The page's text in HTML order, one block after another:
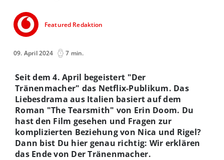
Featured Redaktion
09. April 2024 7 min.
Seit dem 4. April begeistert "Der
Tränenmacher" das Netflix-Publikum. Das
Liebesdrama aus Italien basiert auf dem
Roman "The Tearsmith" von Erin Doom. Du
hast den Film gesehen und Fragen zur
komplizierten Beziehung von Nica und Rigel?
Dann bist Du hier genau richtig: Wir erklären
das Ende von Der Tränenmacher.